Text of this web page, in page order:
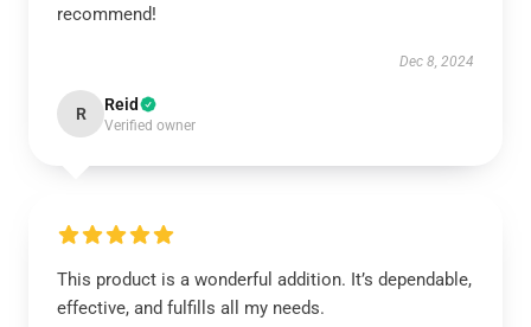
recommend!
Dec 8, 2024
R Reid
Verified owner
This product is a wonderful addition. It’s dependable,
effective, and fulfills all my needs.